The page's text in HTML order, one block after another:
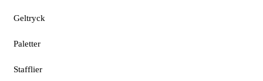
Geltryck
Paletter
Stafflier